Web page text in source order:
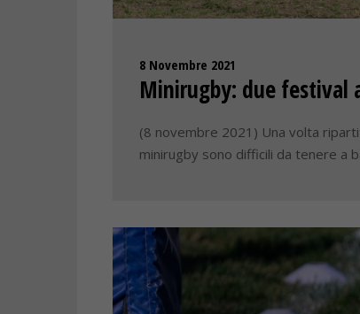
8 Novembre 2021
Minirugby: due festival
(8 novembre 2021) Una volta
minirugby sono difficili da tenere a